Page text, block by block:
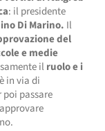
: il presidente
Di Marino. Il
del
e medie
il ruolo e i
in via di
passare